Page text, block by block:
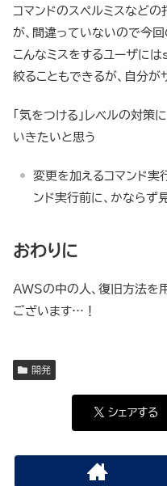
コマンドのスペルミスなど
が、間違っていないので今回
こんなミスをするユーザに
絞ることもできるが、自分が
「気をつける」レベルの対策
いきたいと思う
変更を加えるコマンド実
ンド実行前に、かならず
おわりに
AWSの中の人、復旧方法を
ございます…！
開発
シェアする